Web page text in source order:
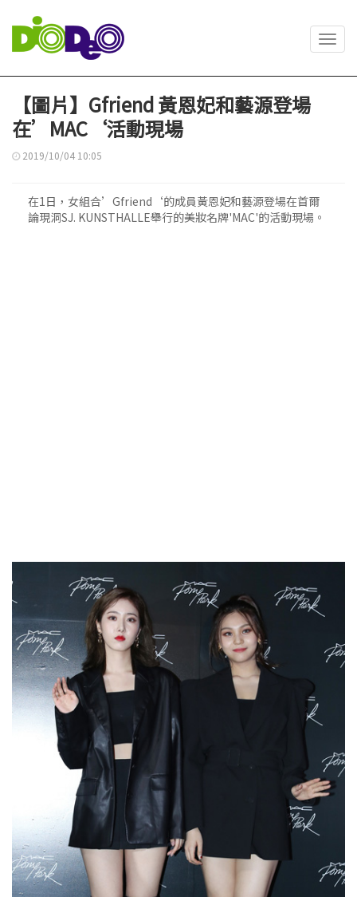
【圖片】Gfriend 黃恩妃和藝源登場
在’MAC‘活動現場
2019/10/04 10:05
在1日，女組合’Gfriend‘的成員黃恩妃和藝源登場在首爾
論現洞SJ. KUNSTHALLE舉行的美妝名牌'MAC'的活動現場。